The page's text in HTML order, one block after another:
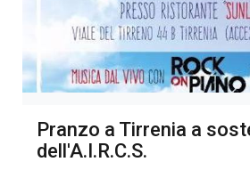
Pranzo a Tirrenia a
dell'A.I.R.C.S.